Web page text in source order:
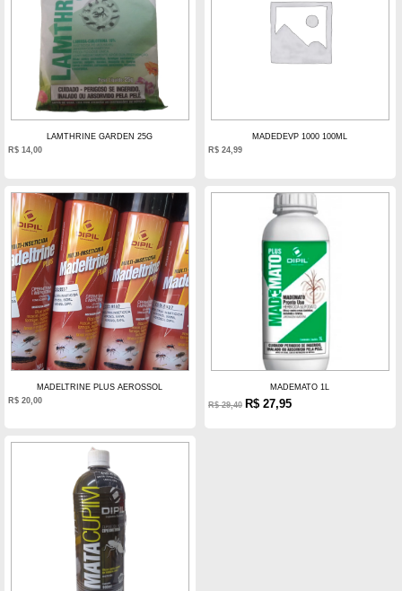
LAMTHRINE GARDEN 25G
R$ 14,00
MADEDEVP 1000 100ML
R$ 24,99
MADELTRINE PLUS AEROSSOL
R$ 20,00
MADEMATO 1L
R$29,40 R$ 27,95